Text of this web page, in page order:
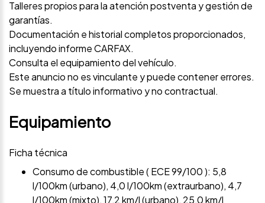
Talleres propios para la atención postventa y gestión de
garantías.
Documentación e historial completos proporcionados,
incluyendo informe CARFAX.
Consulta el equipamiento del vehículo.
Este anuncio no es vinculante y puede contener errores.
Se muestra a título informativo y no contractual.
Equipamiento
Ficha técnica
Consumo de combustible ( ECE 99/100 ): 5,8
l/100km (urbano), 4,0 l/100km (extraurbano), 4,7
l/100km (mixto), 17,2 km/l (urbano), 25,0 km/l